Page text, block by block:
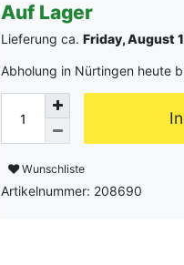
Auf Lager
Lieferung ca. Friday, August
Abholung in Nürtingen heute
Wunschliste
Artikelnummer: 208690